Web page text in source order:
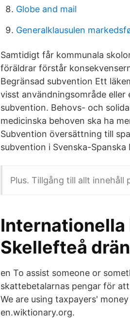
Globe and mail
Generalklausulen
Samtidigt får kommunala
föräldrar förstår
Begränsad subvention Ett
visst användningsområde
subvention. Behovs- och
medicinska behoven ska ha
Subvention översättning till
subvention i Svenska-
Plus. Tillgång till allt
Internationella
Skellefteå
en To assist someone or
skattebetalarnas pengar för
We are using taxpayers'
en.wiktionary.org.